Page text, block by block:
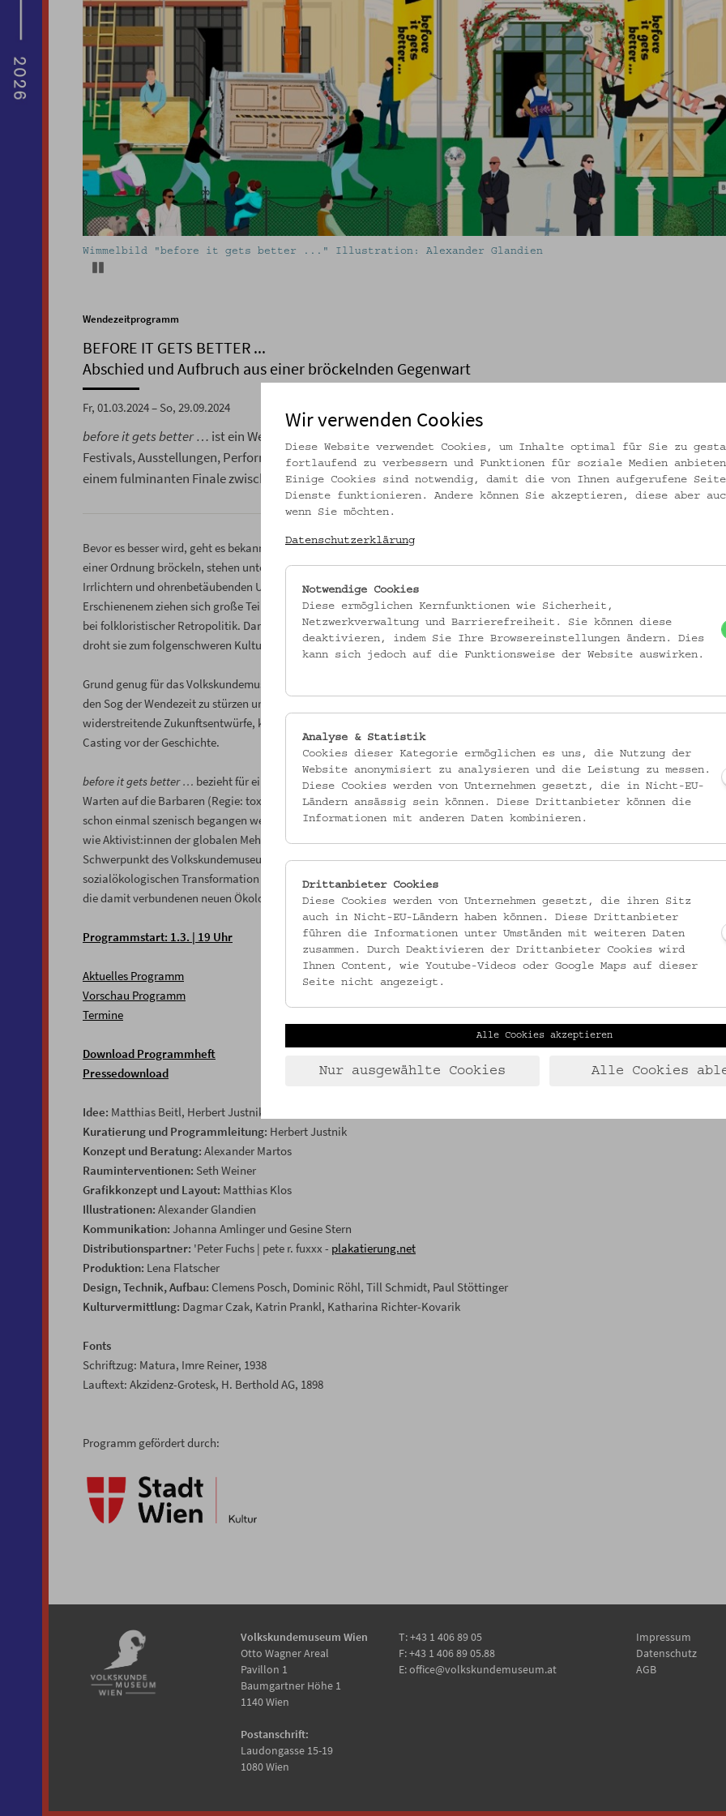
Wimmelbild "before it gets better ..." Illustration: Alexander Glandien
Wendezeitprogramm
BEFORE IT GETS BETTER ...
Abschied und Aufbruch aus einer bröckelnden Gegenwart
Fr, 01.03.2024 – So, 29.09.2024
before it gets better … ist ein Wendezeitprogramm des Volkskundemuseum Wien vor seiner Generalsanierung. Mit
Festivals, Ausstellungen, Performances, Diskurs und insgesamt über 100 Veranstaltungen lädt das leergeräumte
einem fulminanten Finale zwischen Abschied, Abgrund und Aufbruch.
Bevor es besser wird, geht es bekanntlich noch einmal ordentlich bergab. Wenn nicht nur der Putz, sondern die tragenden
einer Ordnung bröckeln, stehen untote Wiedergänger auf. Ob sie bloß Farce sind, oder kommen, um zu bleiben, ist zwischen
Irrlichtern und ohrenbetäubenden Unkenrufen nicht zu erkennen. Es ist Wendezeit. Im Sog zwischen Verschwindendem und
Erschienenem ziehen sich große Teile der Gesellschaft, Kultur und Politik ängstlich an wärmelnde Wir-Tümpel zurück und suchen
bei folkloristischer Retropolitik. Damit einher geht eine zunehmend scharfe Abgrenzung gegen die „Anderen“. Im Wahlkampfjahr
droht sie zum folgenschweren Kulturkampf zu geraten.
Grund genug für das Volkskundemuseum Wien, sich vor der Generalsanierung (auch hier bröckelt der Putz, die Mauern aber
den Sog der Wendezeit zu stürzen und auf Feldforschung am „Kulturkampfplatz Österreich“ zu begeben. Hier tummeln sich
widerstreitende Zukunftsentwürfe, klebrig-fossile Gegenwarten und nur oberflächlich verdrängte Vergangenheiten und buhlen
Casting vor der Geschichte.
before it gets better … bezieht für einige Wochen diesen Vorraum der Geschichte und nimmt ihn künstlerisch unter die Lupe. So
Warten auf die Barbaren (Regie: toxic dreams) die im ehemaligen Luftschutzbunker im Schönbornpark präfigurierteFestung
schon einmal szenisch begangen werden. Direkt gegenüber, in den Open Spaces & Galleries, produzieren und propagieren
wie Aktivist:innen der globalen Mehrheit ihre Visionen und Versionen einer nächsten Gesellschaft. Im zukünftigen
Schwerpunkt des Volkskundemuseums, demHof der Kulturen, werden indes diverse Stadtkulturen und Produktionsweisen nach
sozialökologischen Transformation entworfen. Neben den Kämpfen um einen politisierten Kulturbegriff kommen das
die damit verbundenen neuen Ökologien auf die Bühne, wie auch die Zumutungen der kapitalistischen Arbeitswelt.
Programmstart: 1.3. | 19 Uhr
Aktuelles Programm
Vorschau Programm
Termine
Download Programmheft
Pressedownload
Idee: Matthias Beitl, Herbert Justnik, Alexander Martos
Kuratierung und Programmleitung: Herbert Justnik
Konzept und Beratung: Alexander Martos
Rauminterventionen: Seth Weiner
Grafikkonzept und Layout: Matthias Klos
Illustrationen: Alexander Glandien
Kommunikation: Johanna Amlinger und Gesine Stern
Distributionspartner: 'Peter Fuchs | pete r. fuxxx - plakatierung.net
Produktion: Lena Flatscher
Design, Technik, Aufbau: Clemens Posch, Dominic Röhl, Till Schmidt, Paul Stöttinger
Kulturvermittlung: Dagmar Czak, Katrin Prankl, Katharina Richter-Kovarik
Fonts
Schriftzug: Matura, Imre Reiner, 1938
Lauftext: Akzidenz-Grotesk, H. Berthold AG, 1898
Programm gefördert durch:
Volkskundemuseum Wien
Otto Wagner Areal
Pavillon 1
Baumgartner Höhe 1
1140 Wien
Postanschrift:
Laudongasse 15-19
1080 Wien
T:+43 1 406 89 05
F: +43 1 406 89 05.88
E:office@volkskundemuseum.at
Impressum
Datenschutz
AGB
Wir verwenden Cookies
Diese Website verwendet Cookies, um Inhalte optimal für Sie zu
fortlaufend zu verbessern und Funktionen für soziale Medien anbieten
Einige Cookies sind notwendig, damit die von Ihnen aufgerufene
Dienste funktionieren. Andere können Sie akzeptieren, diese aber
wenn Sie möchten.
Datenschutzerklärung
Notwendige Cookies
Diese ermöglichen Kernfunktionen wie Sicherheit,
Netzwerkverwaltung und Barrierefreiheit. Sie können diese
deaktivieren, indem Sie Ihre Browsereinstellungen ändern. Dies
kann sich jedoch auf die Funktionsweise der Website auswirken.
Analyse & Statistik
Cookies dieser Kategorie ermöglichen es uns, die Nutzung der
Website anonymisiert zu analysieren und die Leistung zu messen.
Diese Cookies werden von Unternehmen gesetzt, die in Nicht-EU-
Ländern ansässig sein können. Diese Drittanbieter können die
Informationen mit anderen Daten kombinieren.
Drittanbieter Cookies
Diese Cookies werden von Unternehmen gesetzt, die ihren Sitz
auch in Nicht-EU-Ländern haben können. Diese Drittanbieter
führen die Informationen unter Umständen mit weiteren Daten
zusammen. Durch Deaktivieren der Drittanbieter Cookies wird
Ihnen Content, wie Youtube-Videos oder Google Maps auf dieser
Seite nicht angezeigt.
Alle Cookies akzeptieren
Nur ausgewählte Cookies Alle Cookies